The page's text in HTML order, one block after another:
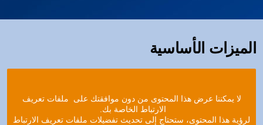
الميزات الأساسية
لا يمكننا عرض هذا المحتوى من دون موافقتك على ملفات تعريف
الارتباط الخاصة بك.
لرؤية هذا المحتوى، ستحتاج إلى تحديث تفضيلات ملفات تعريف الارتباط